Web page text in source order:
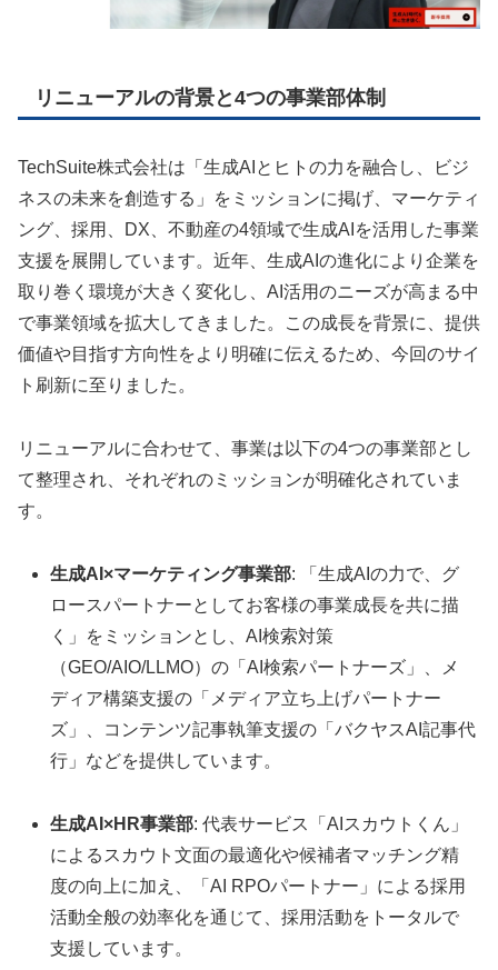
リニューアルの背景と4つの事業部体制
TechSuite株式会社は「生成AIとヒトの力を融合し、ビジ
ネスの未来を創造する」をミッションに掲げ、マーケティ
ング、採用、DX、不動産の4領域で生成AIを活用した事業
支援を展開しています。近年、生成AIの進化により企業を
取り巻く環境が大きく変化し、AI活用のニーズが高まる中
で事業領域を拡大してきました。この成長を背景に、提供
価値や目指す方向性をより明確に伝えるため、今回のサイ
ト刷新に至りました。
リニューアルに合わせて、事業は以下の4つの事業部とし
て整理され、それぞれのミッションが明確化されていま
す。
生成AI×マーケティング事業部: 「生成AIの力で、グ
ロースパートナーとしてお客様の事業成長を共に描
く」をミッションとし、AI検索対策
（GEO/AIO/LLMO）の「AI検索パートナーズ」、メ
ディア構築支援の「メディア立ち上げパートナー
ズ」、コンテンツ記事執筆支援の「バクヤスAI記事代
行」などを提供しています。
生成AI×HR事業部: 代表サービス「AIスカウトくん」
によるスカウト文面の最適化や候補者マッチング精
度の向上に加え、「AI RPOパートナー」による採用
活動全般の効率化を通じて、採用活動をトータルで
支援しています。